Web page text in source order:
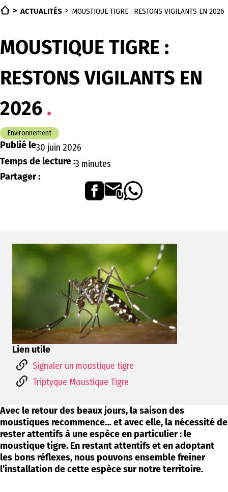
ACTUALITÉS MOUSTIQUE TIGRE : RESTONS VIGILANTS EN 2026
MOUSTIQUE TIGRE :
RESTONS VIGILANTS EN
2026
Environnement
Publié le30 juin 2026
Temps de lecture :3 minutes
Partager :
Avec le retour des beaux jours, la saison des
moustiques recommence… et avec elle, la nécessité de
rester attentifs à une espèce en particulier : le
moustique tigre. En restant attentifs et en adoptant
les bons réflexes, nous pouvons ensemble freiner
l’installation de cette espèce sur notre territoire.
Lien utile
Signaler un moustique tigre
Triptyque Moustique Tigre